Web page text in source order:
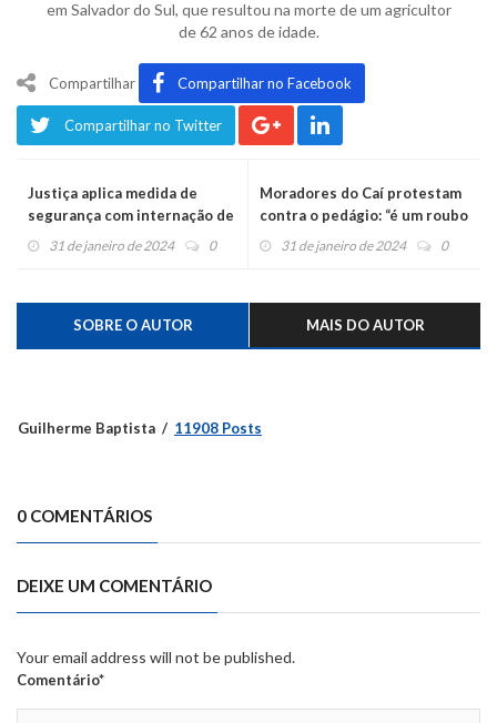
em Salvador do Sul, que resultou na morte de um agricultor
de 62 anos de idade.
Compartilhar Compartilhar no Facebook
Compartilhar no Twitter
Justiça aplica medida de
segurança com internação de
acusado de tentar matar PM
31 de janeiro de 2024 0
Moradores do Caí protestam
contra o pedágio: “é um roubo
em dia claro”
31 de janeiro de 2024 0
SOBRE O AUTOR MAIS DO AUTOR
Guilherme Baptista 11908 Posts
0 COMENTÁRIOS
DEIXE UM COMENTÁRIO
Your email address will not be published.
Comentário*